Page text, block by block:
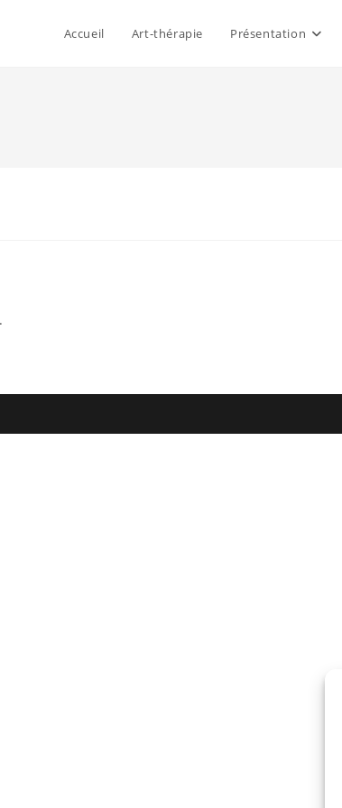
Accueil Art-thérapie Présentation